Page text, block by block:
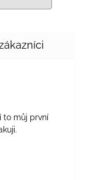
hviezdičiek.
to můj první
hviezdičiek.